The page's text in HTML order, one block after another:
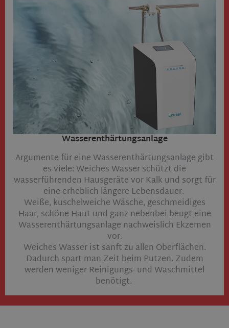
Wasserenthärtungsanlage
Argumente für eine Wasserenthärtungsanlage gibt
es viele: Weiches Wasser schützt die
wasserführenden Hausgeräte vor Kalk und sorgt für
eine erheblich längere Lebensdauer.
Weiße, kuschelweiche Wäsche, geschmeidiges
Haar, schöne Haut und ganz nebenbei beugt eine
Wasserenthärtungsanlage nachweislich Ekzemen
vor.
Weiches Wasser ist sanft zu allen Oberflächen.
Dadurch spart man Zeit beim Putzen. Zudem
werden weniger Reinigungs- und Waschmittel
benötigt.